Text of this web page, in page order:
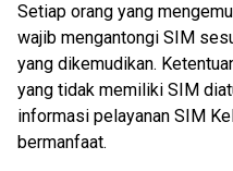
Setiap orang yang
wajib mengantongi SIM
yang dikemudikan.
yang tidak memiliki SIM
informasi pelayanan SIM
bermanfaat.